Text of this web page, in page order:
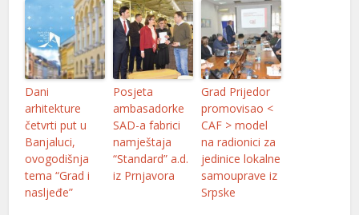
Dani
arhitekture
četvrti put u
Banjaluci,
ovogodišnja
tema “Grad i
nasljeđe”
Posjeta
ambasadorke
SAD-a fabrici
namještaja
“Standard” a.d.
iz Prnjavora
Grad Prijedor
promovisao <
CAF > model
na radionici za
jedinice lokalne
samouprave iz
Srpske